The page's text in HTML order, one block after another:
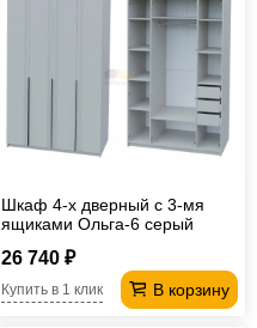
Шкаф 4-х дверный с 3-мя
ящиками Ольга-6 серый
26 740 ₽
В корзину
Купить в 1 клик